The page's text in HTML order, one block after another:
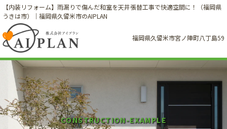
【内装リフォーム】雨漏りで傷んだ和室を天井張替工事で快適空間に！（福岡県
うきは市）｜福岡県久留米市のAIPLAN
福岡県久留米市宮ノ陣町八丁島59
CONSTRUCTION-EXAMPLE